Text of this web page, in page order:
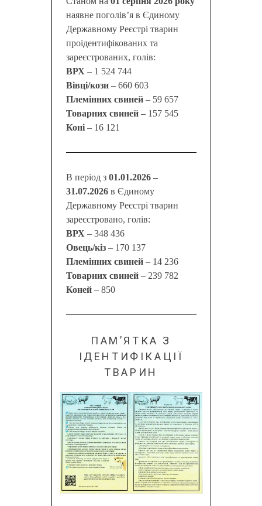
наявне поголів’я в Єдиному
Державному Реєстрі тварин
проідентифікованих та
зареєстрованих, голів:
ВРХ – 1 524 744
Вівці/кози– 660 603
Племінних свиней– 59 657
Товарних свиней – 157 545
Коні– 16 121
В період з01.01.2026 –
31.07.2026 в Єдиному
Державному Реєстрі тварин
зареєстровано, голів:
ВРХ – 348 436
Овець/кіз– 170 137
Племінних свиней– 14 236
Товарних свиней– 239 782
Коней– 850
ПАМ’ЯТКА З
ІДЕНТИФІКАЦІЇ
ТВАРИН